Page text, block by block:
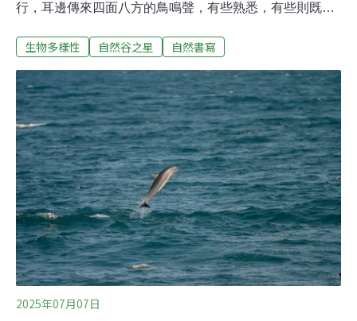
行，耳邊傳來四面八方的鳥鳴聲，有些熟悉，有些則既陌
聲！」對當時還是賞鳥新手的我來說，是個全然陌生的名
靈活穿梭的「藍色小精靈」。為了親眼目睹牠的身影，我
們開始仔細尋找。沒多久，便在約20公尺外的矮灌木叢中
發現了牠。我立刻舉起相機，透過觀景窗看到的是一隻宛
如穿著藍染布衣的可愛小鳥，這也難怪牠有著「染布鳥」
的別稱。這隻黑枕藍鶲在枝頭上停留了大約10分鐘，彷彿
是在配合導覽老師的講解：「這是隻公鳥，頭後有一塊明
顯的黑斑，胸前還有一道黑色橫帶，彷彿戴著帽子與領結
的紳士，這是牠與母鳥最大的差異。而那喙上的小鬍子，
則是公母鳥都有的特徵，此外，母鳥羽色則偏灰，整體較
不鮮艷。至於牠為何停在同一枝頭上，與其覓食方式
生物多樣性 自然谷之星 自然書寫
2025年07月07日